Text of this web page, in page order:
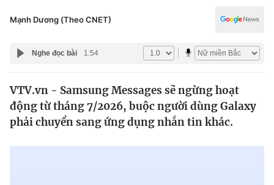
Thế giới
Kinh tế
Đời sống
Giáo dục
Mạnh Dương (Theo CNET)
Nghe đọc bài 1:54
VTV.vn - Samsung Messages sẽ ngừng hoạt
động từ tháng 7/2026, buộc người dùng Galaxy
phải chuyển sang ứng dụng nhắn tin khác.